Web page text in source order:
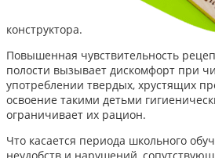
конструктора.
Повышенная чувствительность
полости вызывает дискомфорт при
употреблении твердых, хрустящих
освоение такими детьми
ограничивает их рацион.
Что касается периода школьного